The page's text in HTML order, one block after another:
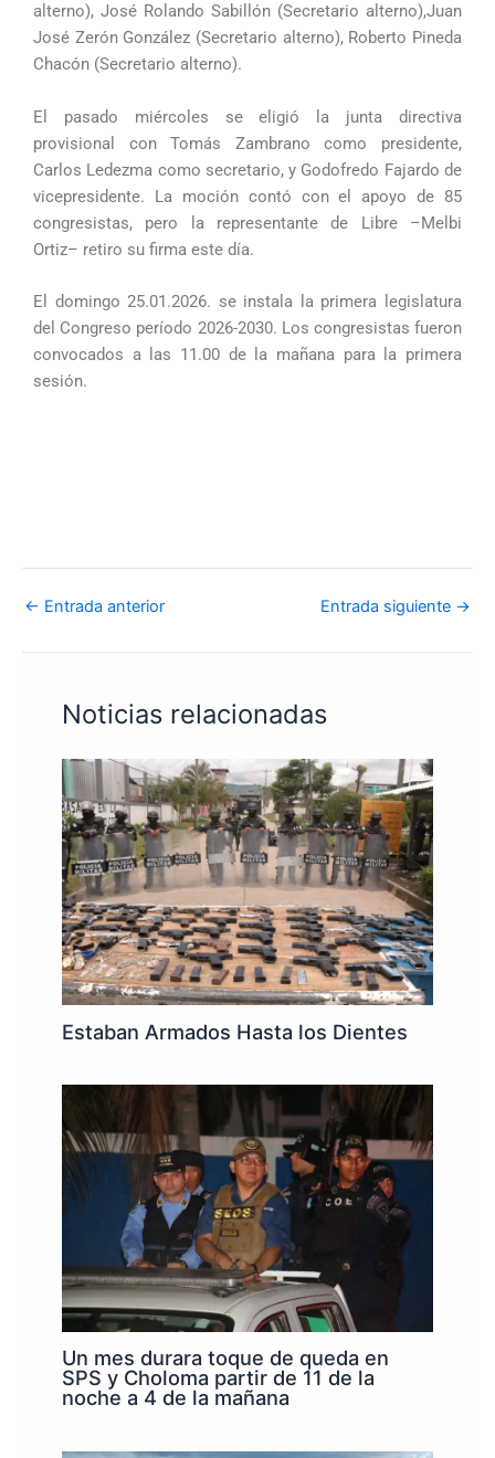
alterno), José Rolando Sabillón (Secretario alterno),Juan
José Zerón González (Secretario alterno), Roberto Pineda
Chacón (Secretario alterno).
El pasado miércoles se eligió la junta directiva
provisional con Tomás Zambrano como presidente,
Carlos Ledezma como secretario, y Godofredo Fajardo de
vicepresidente. La moción contó con el apoyo de 85
congresistas, pero la representante de Libre –Melbi
Ortiz– retiro su firma este día.
El domingo 25.01.2026. se instala la primera legislatura
del Congreso período 2026-2030. Los congresistas fueron
convocados a las 11.00 de la mañana para la primera
sesión.
← Entrada anterior Entrada siguiente →
Noticias relacionadas
Estaban Armados Hasta los Dientes
Un mes durara toque de queda en
SPS y Choloma partir de 11 de la
noche a 4 de la mañana